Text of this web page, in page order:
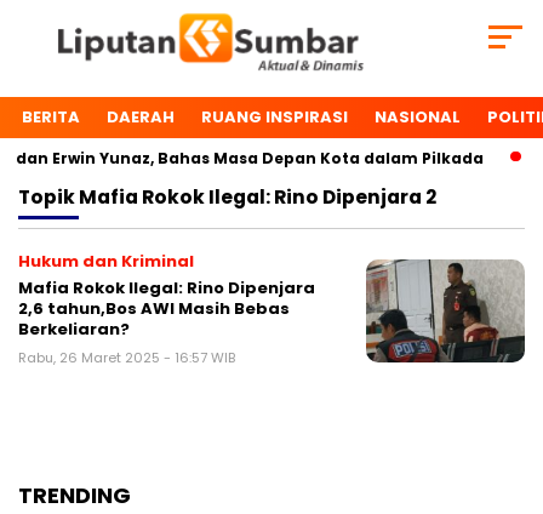
BERITA DAERAH RUANG INSPIRASI NASIONAL
Erwin Yunaz, Bahas Masa Depan Kota dalam Pilkada
TopikMafia Rokok Ilegal: Rino Dipenjara 2
Hukum dan Kriminal
Mafia Rokok Ilegal: Rino Dipenjara
2,6 tahun,Bos AWI Masih Bebas
Berkeliaran?
Rabu, 26 Maret 2025 - 16:57 WIB
TRENDING